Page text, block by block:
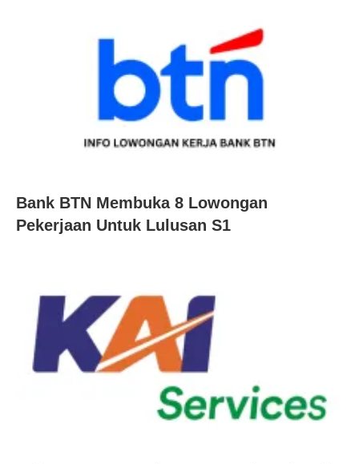
Bank BTN Membuka 8 Lowongan
Pekerjaan Untuk Lulusan S1